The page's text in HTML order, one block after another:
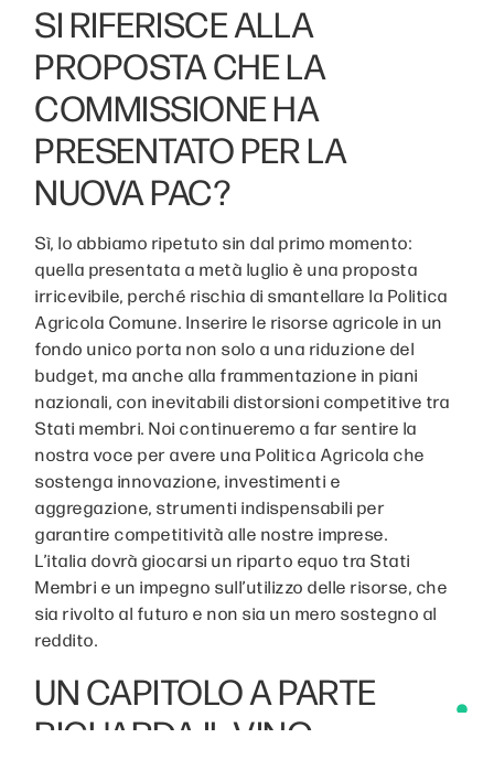
SI RIFERISCE ALLA
PROPOSTA CHE LA
COMMISSIONE HA
PRESENTATO PER LA
NUOVA PAC?
Sì, lo abbiamo ripetuto sin dal primo momento:
quella presentata a metà luglio è una proposta
irricevibile, perché rischia di smantellare la Politica
Agricola Comune. Inserire le risorse agricole in un
fondo unico porta non solo a una riduzione del
budget, ma anche alla frammentazione in piani
nazionali, con inevitabili distorsioni competitive tra
Stati membri. Noi continueremo a far sentire la
nostra voce per avere una Politica Agricola che
sostenga innovazione, investimenti e
aggregazione, strumenti indispensabili per
garantire competitività alle nostre imprese.
L’italia dovrà giocarsi un riparto equo tra Stati
Membri e un impegno sull’utilizzo delle risorse, che
sia rivolto al futuro e non sia un mero sostegno al
reddito.
UN CAPITOLO A PARTE
RIGUARDA IL VINO,